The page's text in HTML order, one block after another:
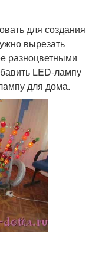
для создания
вырезать
разноцветными
LED-лампу
для дома.